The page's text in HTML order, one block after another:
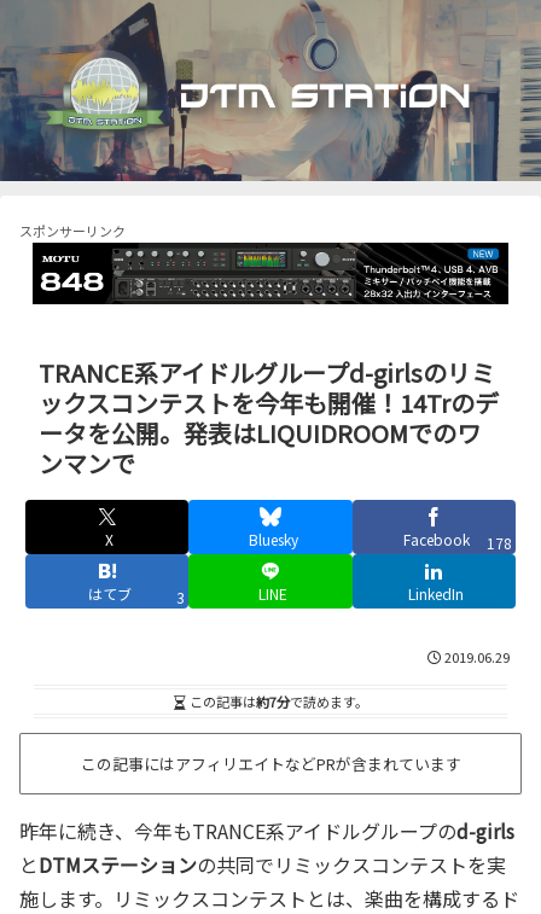
スポンサーリンク
TRANCE系アイドルグループd-girlsのリミ
ックスコンテストを今年も開催！14Trのデ
ータを公開。発表はLIQUIDROOMでのワ
ンマンで
X Bluesky Facebook 178
はてブ 3 LINE LinkedIn
2019.06.29
この記事は約7分で読めます。
この記事にはアフィリエイトなどPRが含まれています
昨年に続き、今年もTRANCE系アイドルグループのd-girls
とDTMステーションの共同でリミックスコンテストを実
施します。リミックスコンテストとは、楽曲を構成するド